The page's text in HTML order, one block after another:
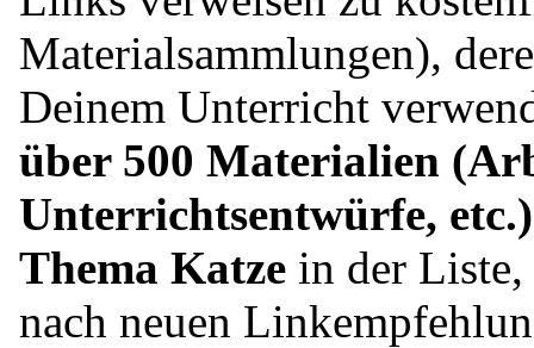
Materialsammlungen),
Deinem Unterricht
über 500 Materialien
Unterrichtsentwürfe,
Thema Katze in der Liste,
nach neuen